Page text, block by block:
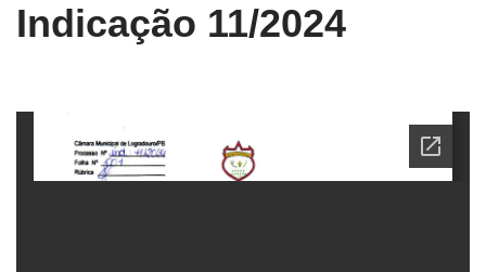
Indicação 11/2024